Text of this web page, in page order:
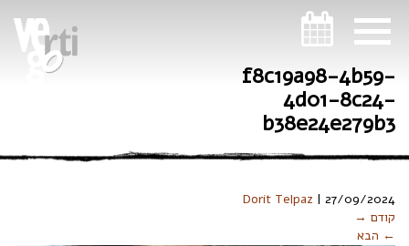
f8c19a98-4b59-
4d01-8c24-
b38e24e279b3
Dorit Telpaz | 27/09/2024
קודם →
← הבא